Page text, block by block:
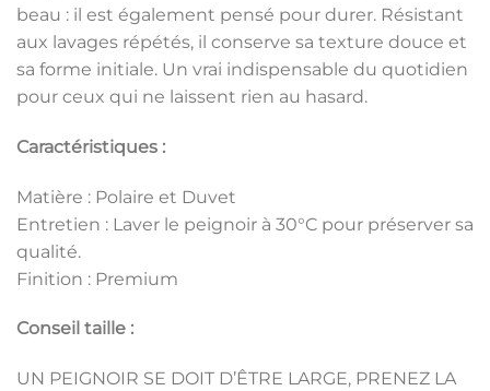
beau : il est également pensé pour durer. Résistant
aux lavages répétés, il conserve sa texture douce et
sa forme initiale. Un vrai indispensable du quotidien
pour ceux qui ne laissent rien au hasard.
Caractéristiques :
Matière : Polaire et Duvet
Entretien : Laver le peignoir à 30°C pour préserver sa
qualité.
Finition : Premium
Conseil taille :
UN PEIGNOIR SE DOIT D’ÊTRE LARGE, PRENEZ LA